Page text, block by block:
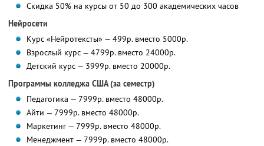
Скидка 50% на курсы от 50 до 300 академических часов
Нейросети
Курс «Нейротексты» — 499р. вместо 5000р.
Взрослый курс — 4799р. вместо 24000р.
Детский курс — 3999р. вместо 20000р.
Программы колледжа США (за семестр)
Педагогика — 7999р. вместо 48000р.
Айти — 7999р. вместо 48000р.
Маркетинг — 7999р. вместо 48000р.
Менеджмент — 7999р. вместо 48000р.